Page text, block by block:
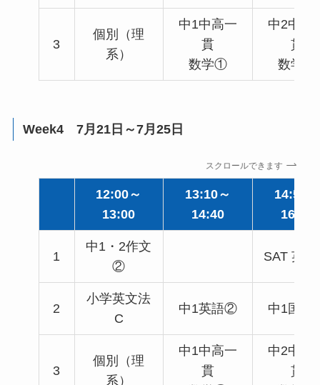
3
個別（理
系）
中1中高一
貫
数学①
中2中高
貫
数学①
Week4 7月21日～7月25日
スクロールできます
12:00～
13:00
13:10～
14:40
14:50～
16:20
1
中1・2作文
②
SAT 英
2
小学英文法
C
中1英語② 中1国
3
個別（理
系）
中1中高一
貫
中2中高
貫